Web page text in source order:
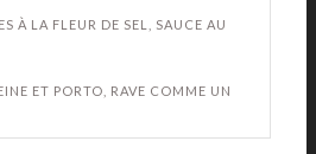
À LA FLEUR DE SEL, SAUCE AU
ET PORTO, RAVE COMME UN